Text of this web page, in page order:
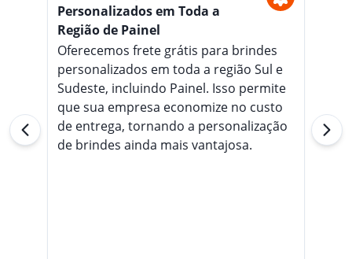
Personalizados em Toda a
Região de Painel
Oferecemos frete grátis para brindes
personalizados em toda a região Sul e
Sudeste, incluindo Painel. Isso permite
que sua empresa economize no custo
de entrega, tornando a personalização
de brindes ainda mais vantajosa.